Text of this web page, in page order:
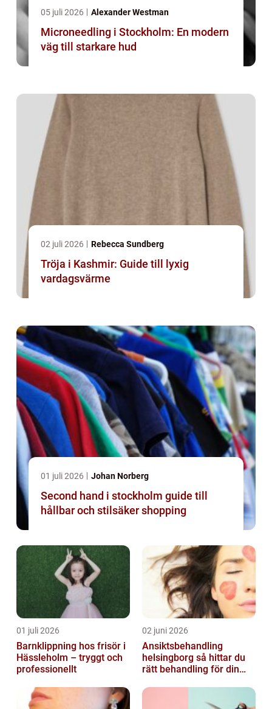
05 juli 2026 Alexander Westman
Microneedling i Stockholm: En modern
väg till starkare hud
02 juli 2026 Rebecca Sundberg
Tröja i Kashmir: Guide till lyxig
vardagsvärme
01 juli 2026 Johan Norberg
Second hand i stockholm guide till
hållbar och stilsäker shopping
01 juli 2026
Barnklippning hos frisör i
Hässleholm – tryggt och
professionellt
02 juni 2026
Ansiktsbehandling
helsingborg så hittar du
rätt behandling för din